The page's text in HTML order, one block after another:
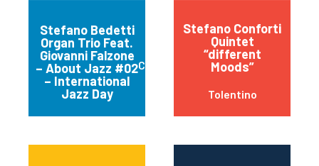
Stefano Bedetti
Organ Trio Feat.
Giovanni Falzone
– About Jazz #02
– International
Jazz Day
Chiavari
Stefano Conforti
Quintet
“different
Moods”
Tolentino